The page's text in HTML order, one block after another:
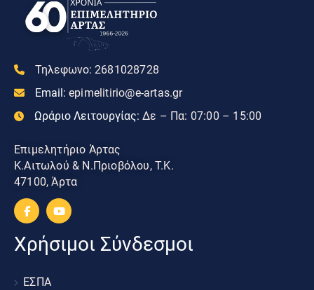
Τηλεφωνο: 2681028728
Email: epimelitirio@e-artas.gr
Ωράριο Λειτουργίας: Δε – Πα: 07:00 – 15:00
Επιμελητήριο Άρτας
Κ.Αιτωλού & Ν.Πριοβόλου, Τ.Κ.
47100, Άρτα
Χρήσιμοι Σύνδεσμοι
ΕΣΠΑ